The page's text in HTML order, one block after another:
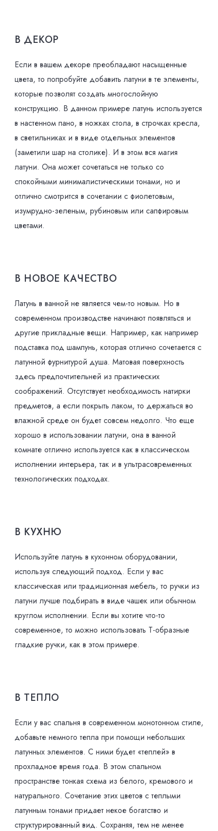
В ДЕКОР
Если в вашем декоре преобладают насыщенные
цвета, то попробуйте добавить латуни в те элементы,
которые позволят создать многослойную
конструкцию. В данном примере латунь используется
в настенном пано, в ножках стола, в строчках кресла,
в светильниках и в виде отдельных элементов
(заметили шар на столике). И в этом вся магия
латуни. Она может сочетаться не только со
спокойными минималистическими тонами, но и
отлично смотрится в сочетании с фиолетовым,
изумрудно-зеленым, рубиновым или сапфировым
цветами.
В НОВОЕ КАЧЕСТВО
Латунь в ванной не является чем-то новым. Но в
современном производстве начинают появляться и
другие прикладные вещи. Например, как например
подставка под шампунь, которая отлично сочетается с
латунной фурнитурой душа. Матовая поверхность
здесь предпочтительней из практических
соображений. Отсутствует необходимость натирки
предметов, а если покрыть лаком, то держаться во
влажной среде он будет совсем недолго. Что еще
хорошо в использовании латуни, она в ванной
комнате отлично используется как в классическом
исполнении интерьера, так и в ультрасовременных
технологических подходах.
В КУХНЮ
Используйте латунь в кухонном оборудовании,
используя следующий подход. Если у вас
классическая или традиционная мебель, то ручки из
латуни лучше подбирать в виде чашек или обычном
круглом исполнении. Если вы хотите что-то
современное, то можно использовать Т-образные
гладкие ручки, как в этом примере.
В ТЕПЛО
Если у вас спальня в современном монотонном стиле,
добавьте немного тепла при помощи небольших
латунных элементов. С ними будет «теплей» в
прохладное время года. В этом спальном
пространстве тонкая схема из белого, кремового и
натурального. Сочетание этих цветов с теплыми
латунным тонами придает некое богатство и
структурированный вид. Сохраняя, тем не менее